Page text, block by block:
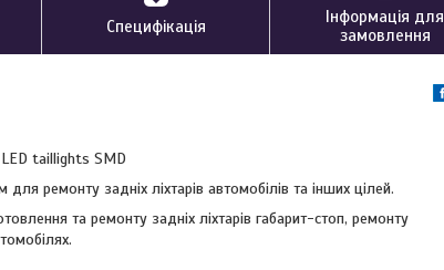
Специфікація
Інформація для
замовлення
taillights SMD
ремонту задніх ліхтарів автомобілів та інших цілей.
та ремонту задніх ліхтарів габарит-стоп, ремонту